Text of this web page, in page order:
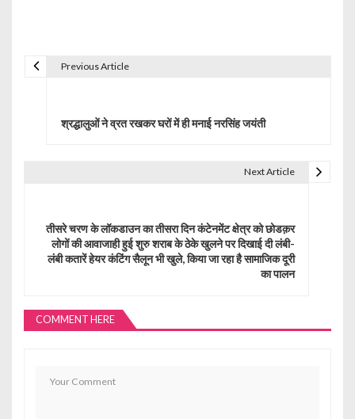
g
a
Previous Article
श्रद्धालुओं ने व्रत रखकर घरों में ही मनाई नरसिंह जयंती
Next Article
तीसरे चरण के लॉकडाउन का तीसरा दिन कंटेनमेंट क्षेत्र को छोडक़र
लोगों की आवाजाही हुई शुरु शराब के ठेके खुलने पर दिखाई दी लंबी-
लंबी कतारें हेयर कंटिंग सैलून भी खुले, किया जा रहा है सामाजिक दूरी
का पालन
COMMENT HERE